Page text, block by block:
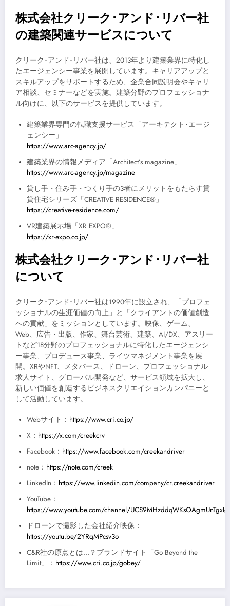
株式会社クリーク･アンド･リバー社
の建築関連サービスについて
クリーク･アンド･リバー社は、2013年より建築業界に特化し
たエージェンシー事業を展開しています。キャリアアップと
スキルアップをサポートするため、企業合同説明会やキャリ
ア相談、セミナーなどを実施。建築分野のプロフェッショナ
ル向けに、以下のサービスを提供しています。
建築業界専門の転職支援サービス「アーキテクト･エージ
ェンシー」
https://www.arc-agency.jp/
建築業界の情報メディア「Architect’s magazine」
https://www.arc-agency.jp/magazine
貸し手・住み手・つくり手の3者にメリットをもたらす賃
貸住宅シリーズ「CREATIVE RESIDENCE®」
https://creative-residence.com/
VR建築展示場「XR EXPO®」
https://xr-expo.co.jp/
株式会社クリーク･アンド･リバー社
について
クリーク･アンド･リバー社は1990年に設立され、「プロフェ
ッショナルの生涯価値の向上」と「クライアントの価値創造
への貢献」をミッションとしています。映像、ゲーム、
Web、広告・出版、作家、舞台芸術、建築、AI/DX、アスリー
トなど18分野のプロフェッショナルに特化したエージェンシ
ー事業、プロデュース事業、ライツマネジメント事業を展
開。XRやNFT、メタバース、ドローン、プロフェッショナル
求人サイト、グローバル開発など、サービス領域を拡大し、
新しい価値を創造するビジネスクリエイションカンパニーと
して活動しています。
Webサイト： https://www.cri.co.jp/
X： https://x.com/creekcrv
Facebook： https://www.facebook.com/creekandriver
note： https://note.com/creek
LinkedIn： https://www.linkedin.com/company/cr.creekandriver
YouTube：
https://www.youtube.com/channel/UCS9MHzddqWKsOAgmUnTgxIg
ドローンで撮影した会社紹介映像：
https://youtu.be/2YRqMPcsv3o
C&R社の原点とは…？ブランドサイト「Go Beyond the
Limit」： https://www.cri.co.jp/gobey/